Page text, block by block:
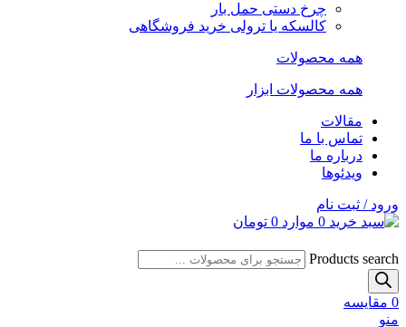
چرخ دستی حمل بار
کالسکه یا ترولی خرید فروشگاهی
همه محصولات
همه محصولات ابزار
مقالات
تماس با ما
درباره ما
ویدئوها
ورود / ثبت نام
0 موارد 0 تومان
Products search
0 مقایسه
منو